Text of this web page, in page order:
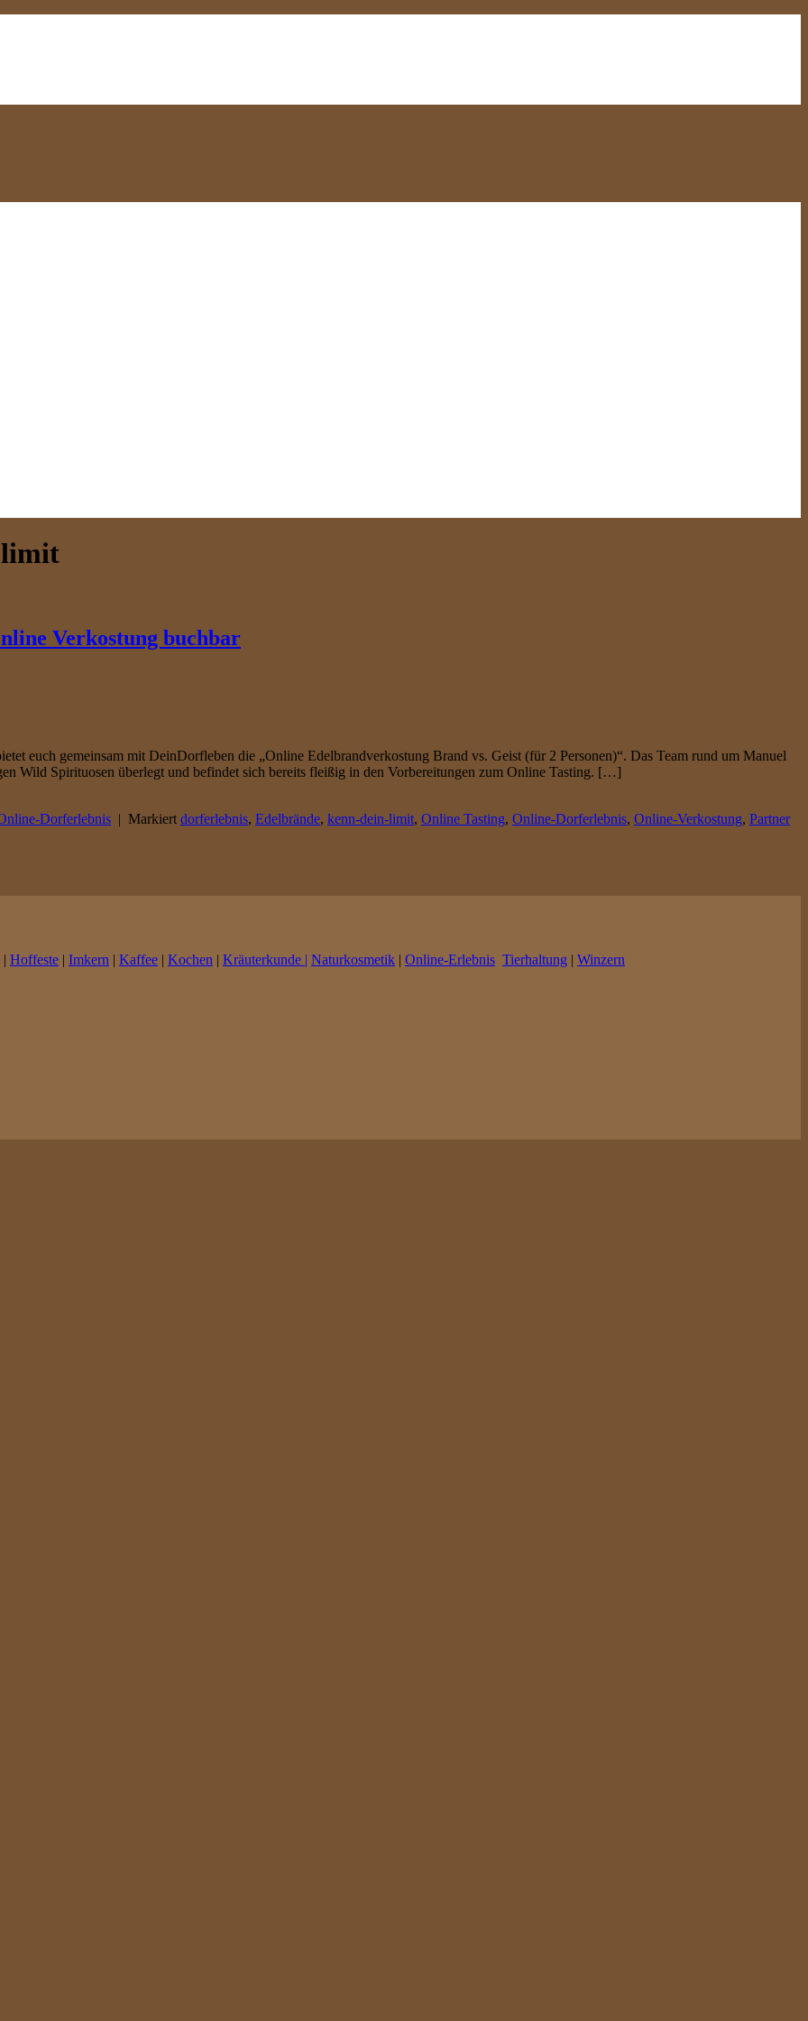
Verkostung buchbar
euch gemeinsam mit DeinDorfleben die „Online Edelbrandverkostung Brand vs. Geist (für 2 Personen)“. Das Team rund um Manuel
Wild Spirituosen überlegt und befindet sich bereits fleißig in den Vorbereitungen zum Online Tasting. […]
Dorferlebnis | Markiert dorferlebnis, Edelbrände, kenn-dein-limit, Online Tasting, Online-Dorferlebnis, Online-Verkostung, Partner
| Hoffeste | Imkern | Kaffee | Kochen | Kräuterkunde | Naturkosmetik | Online-Erlebnis Tierhaltung | Winzern